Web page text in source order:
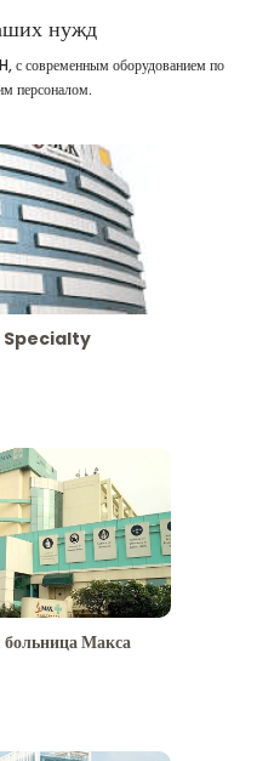
нужд
с современным оборудованием по
персоналом.
Specialty
Макса